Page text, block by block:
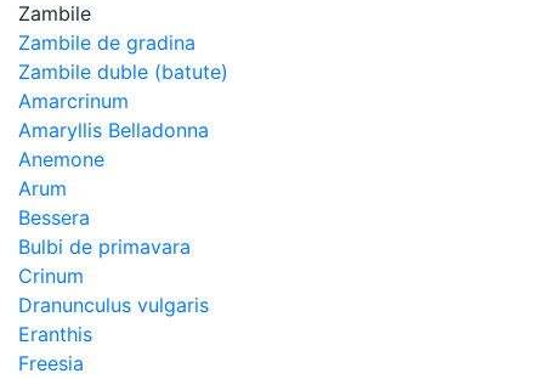
Zambile
Zambile de gradina
Zambile duble (batute)
Amarcrinum
Amaryllis Belladonna
Anemone
Arum
Bessera
Bulbi de primavara
Crinum
Dranunculus vulgaris
Eranthis
Freesiа